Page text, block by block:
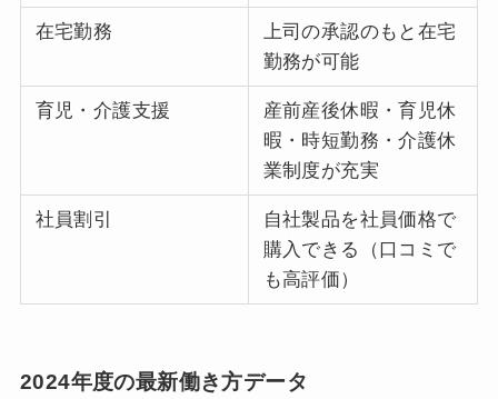
在宅勤務
上司の承認のもと在宅
勤務が可能
育児・介護支援
産前産後休暇・育児休
暇・時短勤務・介護休
業制度が充実
社員割引
自社製品を社員価格で
購入できる（口コミで
も高評価）
2024年度の最新働き方データ